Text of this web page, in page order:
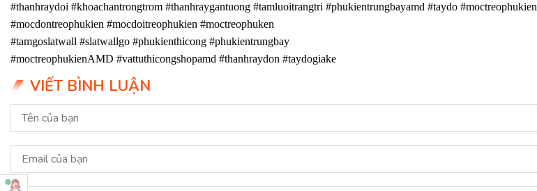
#thanhraydoi #khoachantrongtrom #thanhraygantuong #tamluoitrangtri #phukientrungbayamd #taydo #moctreophukien
#mocdontreophukien #mocdoitreophukien #moctreophuken
#tamgoslatwall #slatwallgo #phukienthicong #phukientrungbay
#moctreophukienAMD #vattuthicongshopamd #thanhraydon #taydogiake
VIẾT BÌNH LUẬN